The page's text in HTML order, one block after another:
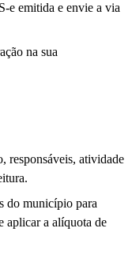
e emitida e envie a via
na sua
responsáveis, atividade
do município para
aplicar a alíquota de